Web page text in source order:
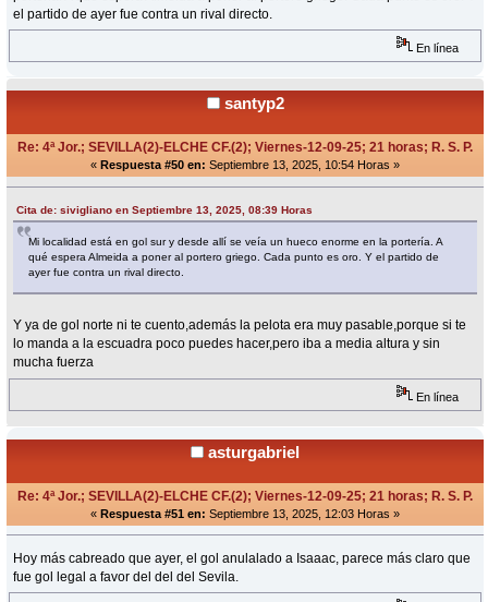
el partido de ayer fue contra un rival directo.
En línea
santyp2
Re: 4ª Jor.; SEVILLA(2)-ELCHE CF.(2); Viernes-12-09-25; 21 horas; R. S. P.
« Respuesta #50 en: Septiembre 13, 2025, 10:54 Horas »
Cita de: sivigliano en Septiembre 13, 2025, 08:39 Horas
Mi localidad está en gol sur y desde allí se veía un hueco enorme en la portería. A
qué espera Almeida a poner al portero griego. Cada punto es oro. Y el partido de
ayer fue contra un rival directo.
Y ya de gol norte ni te cuento,además la pelota era muy pasable,porque si te
lo manda a la escuadra poco puedes hacer,pero iba a media altura y sin
mucha fuerza
En línea
asturgabriel
Re: 4ª Jor.; SEVILLA(2)-ELCHE CF.(2); Viernes-12-09-25; 21 horas; R. S. P.
« Respuesta #51 en: Septiembre 13, 2025, 12:03 Horas »
Hoy más cabreado que ayer, el gol anulalado a Isaaac, parece más claro que
fue gol legal a favor del del del Sevila.